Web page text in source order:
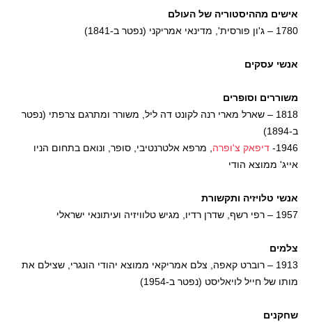
אישים מההיסטוריה של העולם
1780 – ג'ון פורסית', מדינאי אמריקני (נפטר ב-1841)
אנשי עסקים
משוררים וסופרים
1818 – שארל מארי רנה לקונט דה ליל, משורר ומתרגם צרפתי (נפטר
ב-1894)
1946-
דיפאק צ'ופרה , מרפא אלטרנטיבי, סופר, ונואם בתחום הניו
אייג' ממוצא הודי
אנשי טלויזיה ותקשורת
1957 – רפי רשף, שדרן רדיו, מגיש טלוויזיה ועיתונאי ישראלי
צלמים
1913 – רוברט קאפה, צלם אמריקאי ממוצא יהודי הונגרי, שצילם את
מותו של חייל לויאליסט (נפטר ב-1954)
שחקנים